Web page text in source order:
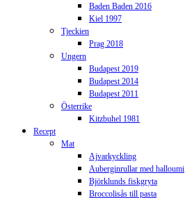
Baden Baden 2016
Kiel 1997
Tjeckien
Prag 2018
Ungern
Budapest 2019
Budapest 2014
Budapest 2011
Österrike
Kitzbuhel 1981
Recept
Mat
Ajvarkyckling
Auberginrullar med halloumi
Björklunds fiskgryta
Broccolisås till pasta